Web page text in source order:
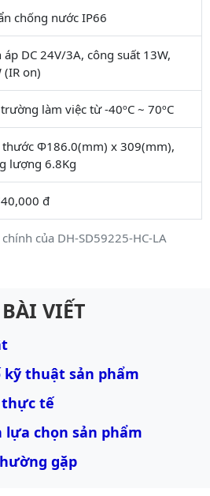
của DH-SD59225-HC-LA
chống nước IP66
DC 24V/3A, công suất 13W,
(IR on)
làm việc từ -40ºC ~ 70ºC
thước Φ186.0(mm) x 309(mm),
lượng 6.8Kg
đ
phẩm
VIẾT
thuật sản phẩm
tế
chọn sản phẩm
gặp